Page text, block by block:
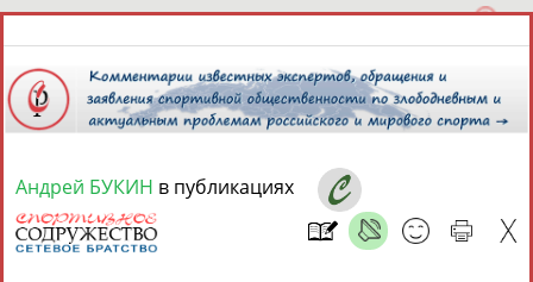
8 августа 2026 года,
СПОРТСМЕНЫ, ТРЕНЕРЫ И СПЕЦИАЛИСТЫ
Андрей БУКИН в публикациях